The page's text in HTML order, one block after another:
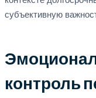
субъективную
контроль